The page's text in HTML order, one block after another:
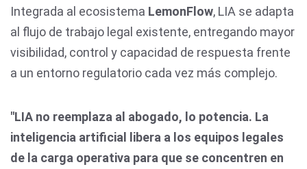
Integrada al ecosistema LemonFlow, LIA se adapta
al flujo de trabajo legal existente, entregando mayor
visibilidad, control y capacidad de respuesta frente
a un entorno regulatorio cada vez más complejo.
"LIA no reemplaza al abogado, lo potencia. La
inteligencia artificial libera a los equipos legales
de la carga operativa para que se concentren en